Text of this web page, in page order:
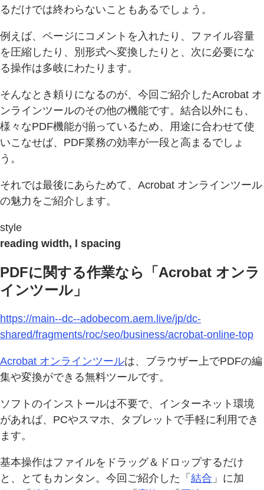
るだけでは終わらないこともあるでしょう。
例えば、ページにコメントを入れたり、ファイル容量
を圧縮したり、別形式へ変換したりと、次に必要にな
る操作は多岐にわたります。
そんなとき頼りになるのが、今回ご紹介したAcrobat オ
ンラインツールのその他の機能です。結合以外にも、
様々なPDF機能が揃っているため、用途に合わせて使
いこなせば、PDF業務の効率が一段と高まるでしょ
う。
それでは最後にあらためて、Acrobat オンラインツール
の魅力をご紹介します。
style
reading width, l spacing
PDFに関する作業なら「Acrobat オンラ
インツール」
https://main--dc--adobecom.aem.live/jp/dc-
shared/fragments/roc/seo/business/acrobat-online-top
Acrobat オンラインツールは、ブラウザー上でPDFの編
集や変換ができる無料ツールです。
ソフトのインストールは不要で、インターネット環境
があれば、PCやスマホ、タブレットで手軽に利用でき
ます。
基本操作はファイルをドラッグ＆ドロップするだけ
と、とてもカンタン。今回ご紹介した「 結合 」に加